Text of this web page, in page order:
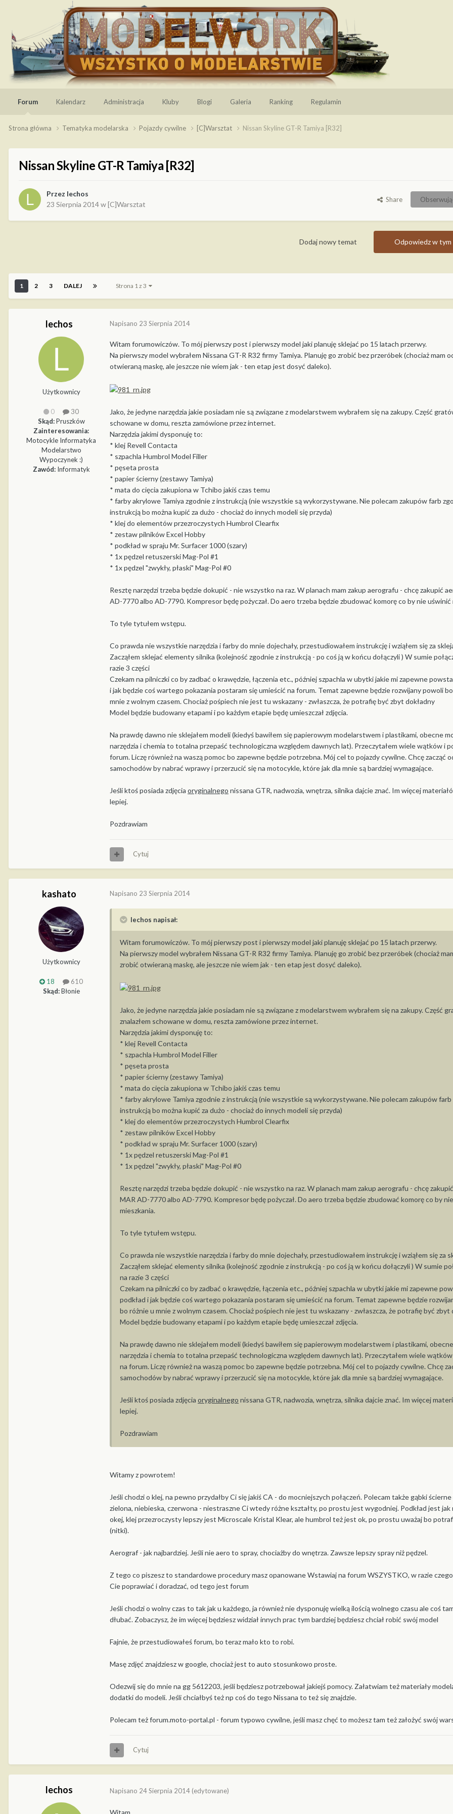
Forum Kalendarz Administracja Kluby Blogi Galeria Ranking Regulamin
Strona główna Tematyka modelarska Pojazdy cywilne [C]Warsztat Nissan Skyline GT-R Tamiya [R32]
Nissan Skyline GT-R Tamiya [R32]
Przez lechos
23 Sierpnia 2014w[C]Warsztat
Share
Odpowiedz w tym
Dodaj nowy temat
1 2 3 DALEJ Strona 1 z 3
lechos
Użytkownicy
0
30
Skąd:Pruszków
Zainteresowania:
Motocykle Informatyka
Modelarstwo
Wypoczynek :)
Zawód:Informatyk
Napisano 23 Sierpnia 2014
Witam forumowiczów. To mój pierwszy post i pierwszy model jaki planuję sklejać po 15 latach przerwy.
Na pierwszy model wybrałem Nissana GT-R R32 firmy Tamiya. Planuję go zrobić bez przeróbek (chociaż mam
otwieraną maskę, ale jeszcze nie wiem jak - ten etap jest dosyć daleko).
Jako, że jedyne narzędzia jakie posiadam nie są związane z modelarstwem wybrałem się na zakupy. Część
schowane w domu, reszta zamówione przez internet.
Narzędzia jakimi dysponuję to:
* klej Revell Contacta
* szpachla Humbrol Model Filler
* pęseta prosta
* papier ścierny (zestawy Tamiya)
* mata do cięcia zakupiona w Tchibo jakiś czas temu
* farby akrylowe Tamiya zgodnie z instrukcją (nie wszystkie są wykorzystywane. Nie polecam zakupów farb
instrukcją bo można kupić za dużo - chociaż do innych modeli się przyda)
* klej do elementów przezroczystych Humbrol Clearfix
* zestaw pilników Excel Hobby
* podkład w spraju Mr. Surfacer 1000 (szary)
* 1x pędzel retuszerski Mag-Pol #1
* 1x pędzel "zwykły, płaski" Mag-Pol #0
Resztę narzędzi trzeba będzie dokupić - nie wszystko na raz. W planach mam zakup aerografu - chcę zakupić
AD-7770 albo AD-7790. Kompresor będę pożyczał. Do aero trzeba będzie zbudować komorę co by nie uświnić
To tyle tytułem wstępu.
Co prawda nie wszystkie narzędzia i farby do mnie dojechały, przestudiowałem instrukcję i wziąłem się za
Zacząłem sklejać elementy silnika (kolejność zgodnie z instrukcją - po coś ją w końcu dołączyli ) W sumie
razie 3 części
Czekam na pilniczki co by zadbać o krawędzie, łączenia etc., później szpachla w ubytki jakie mi zapewne
i jak będzie coś wartego pokazania postaram się umieścić na forum. Temat zapewne będzie rozwijany powoli
mnie z wolnym czasem. Chociaż pośpiech nie jest tu wskazany - zwłaszcza, że potrafię być zbyt dokładny
Model będzie budowany etapami i po każdym etapie będę umieszczał zdjęcia.
Na prawdę dawno nie sklejałem modeli (kiedyś bawiłem się papierowym modelarstwem i plastikami, obecne
narzędzia i chemia to totalna przepaść technologiczna względem dawnych lat). Przeczytałem wiele wątków i
forum. Liczę również na waszą pomoc bo zapewne będzie potrzebna. Mój cel to pojazdy cywilne. Chcę zacząć
samochodów by nabrać wprawy i przerzucić się na motocykle, które jak dla mnie są bardziej wymagające.
Jeśli ktoś posiada zdjęcia oryginalnego nissana GTR, nadwozia, wnętrza, silnika dajcie znać. Im więcej
lepiej.
Pozdrawiam
Cytuj
kashato
Użytkownicy
18
610
Skąd:Błonie
Napisano 23 Sierpnia 2014
lechos napisał:
Witam forumowiczów. To mój pierwszy post i pierwszy model jaki planuję sklejać po 15 latach przerwy.
Na pierwszy model wybrałem Nissana GT-R R32 firmy Tamiya. Planuję go zrobić bez przeróbek (chociaż
zrobić otwieraną maskę, ale jeszcze nie wiem jak - ten etap jest dosyć daleko).
Jako, że jedyne narzędzia jakie posiadam nie są związane z modelarstwem wybrałem się na zakupy. Część
znalazłem schowane w domu, reszta zamówione przez internet.
Narzędzia jakimi dysponuję to:
* klej Revell Contacta
* szpachla Humbrol Model Filler
* pęseta prosta
* papier ścierny (zestawy Tamiya)
* mata do cięcia zakupiona w Tchibo jakiś czas temu
* farby akrylowe Tamiya zgodnie z instrukcją (nie wszystkie są wykorzystywane. Nie polecam zakupów farb
instrukcją bo można kupić za dużo - chociaż do innych modeli się przyda)
* klej do elementów przezroczystych Humbrol Clearfix
* zestaw pilników Excel Hobby
* podkład w spraju Mr. Surfacer 1000 (szary)
* 1x pędzel retuszerski Mag-Pol #1
* 1x pędzel "zwykły, płaski" Mag-Pol #0
Resztę narzędzi trzeba będzie dokupić - nie wszystko na raz. W planach mam zakup aerografu - chcę
MAR AD-7770 albo AD-7790. Kompresor będę pożyczał. Do aero trzeba będzie zbudować komorę co by
mieszkania.
To tyle tytułem wstępu.
Co prawda nie wszystkie narzędzia i farby do mnie dojechały, przestudiowałem instrukcję i wziąłem się za
Zacząłem sklejać elementy silnika (kolejność zgodnie z instrukcją - po coś ją w końcu dołączyli ) W sumie
na razie 3 części
Czekam na pilniczki co by zadbać o krawędzie, łączenia etc., później szpachla w ubytki jakie mi zapewne
podkład i jak będzie coś wartego pokazania postaram się umieścić na forum. Temat zapewne będzie
bo różnie u mnie z wolnym czasem. Chociaż pośpiech nie jest tu wskazany - zwłaszcza, że potrafię być zbyt
Model będzie budowany etapami i po każdym etapie będę umieszczał zdjęcia.
Na prawdę dawno nie sklejałem modeli (kiedyś bawiłem się papierowym modelarstwem i plastikami,
narzędzia i chemia to totalna przepaść technologiczna względem dawnych lat). Przeczytałem wiele
na forum. Liczę również na waszą pomoc bo zapewne będzie potrzebna. Mój cel to pojazdy cywilne. Chcę
samochodów by nabrać wprawy i przerzucić się na motocykle, które jak dla mnie są bardziej wymagające.
Jeśli ktoś posiada zdjęcia oryginalnego nissana GTR, nadwozia, wnętrza, silnika dajcie znać. Im więcej
lepiej.
Pozdrawiam
Witamy z powrotem!
Jeśli chodzi o klej, na pewno przydałby Ci się jakiś CA - do mocniejszych połączeń. Polecam także gąbki ścierne
zielona, niebieska, czerwona - niestraszne Ci wtedy różne kształty, po prostu jest wygodniej. Podkład jest jak
okej, klej przezroczysty lepszy jest Microscale Kristal Klear, ale humbrol też jest ok, po prostu uważaj bo
(nitki).
Aerograf - jak najbardziej. Jeśli nie aero to spray, chociażby do wnętrza. Zawsze lepszy spray niż pędzel.
Z tego co piszesz to standardowe procedury masz opanowane Wstawiaj na forum WSZYSTKO, w razie
Cie poprawiać i doradzać, od tego jest forum
Jeśli chodzi o wolny czas to tak jak u każdego, ja również nie dysponuję wielką ilością wolnego czasu ale coś
dłubać. Zobaczysz, że im więcej będziesz widział innych prac tym bardziej będziesz chciał robić swój model
Fajnie, że przestudiowałeś forum, bo teraz mało kto to robi.
Masę zdjęć znajdziesz w google, chociaż jest to auto stosunkowo proste.
Odezwij się do mnie na gg 5612203, jeśli będziesz potrzebował jakiejś pomocy. Załatwiam też materiały
dodatki do modeli. Jeśli chciałbyś też np coś do tego Nissana to też się znajdzie.
Polecam też forum.moto-portal.pl - forum typowo cywilne, jeśli masz chęć to możesz tam też założyć swój
Cytuj
lechos Napisano 24 Sierpnia 2014 (edytowane)